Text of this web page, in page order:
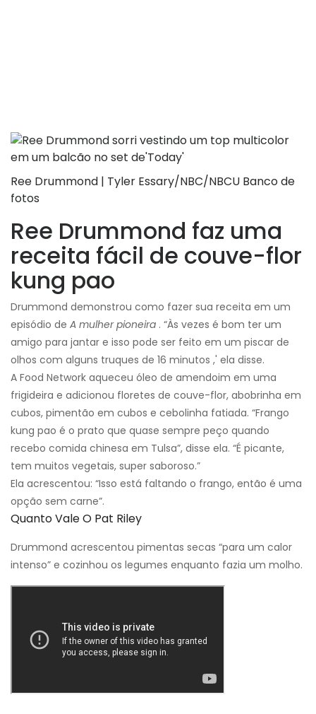
Ree Drummond | Tyler Essary/NBC/NBCU Banco de
fotos
Ree Drummond faz uma
receita fácil de couve-flor
kung pao
Drummond demonstrou como fazer sua receita em um
episódio de A mulher pioneira . “Às vezes é bom ter um
amigo para jantar e isso pode ser feito em um piscar de
olhos com alguns truques de 16 minutos ,' ela disse.
A Food Network aqueceu óleo de amendoim em uma
frigideira e adicionou floretes de couve-flor, abobrinha em
cubos, pimentão em cubos e cebolinha fatiada. “Frango
kung pao é o prato que quase sempre peço quando
recebo comida chinesa em Tulsa”, disse ela. “É picante,
tem muitos vegetais, super saboroso.”
Ela acrescentou: “Isso está faltando o frango, então é uma
opção sem carne”.
Quanto Vale O Pat Riley
Drummond acrescentou pimentas secas “para um calor
intenso” e cozinhou os legumes enquanto fazia um molho.